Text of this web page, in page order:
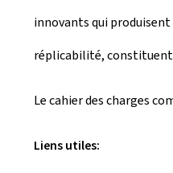
innovants qui
réplicabilité, constituent
Le cahier des charges
Liens utiles: